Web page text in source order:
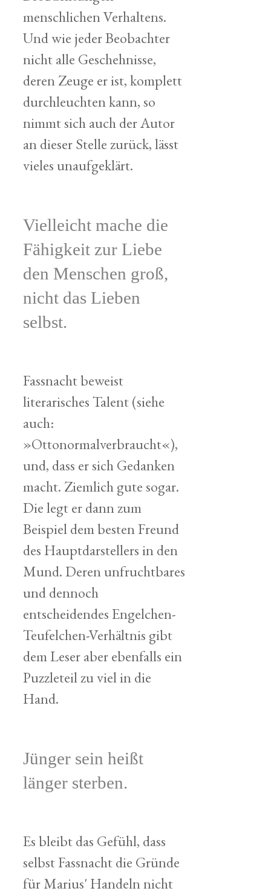
menschlichen Verhaltens.
Und wie jeder Beobachter
nicht alle Geschehnisse,
deren Zeuge er ist, komplett
durchleuchten kann, so
nimmt sich auch der Autor
an dieser Stelle zurück, lässt
vieles unaufgeklärt.
Vielleicht mache die
Fähigkeit zur Liebe
den Menschen groß,
nicht das Lieben
selbst.
Fassnacht beweist
literarisches Talent (siehe
auch:
»Ottonormalverbraucht«),
und, dass er sich Gedanken
macht. Ziemlich gute sogar.
Die legt er dann zum
Beispiel dem besten Freund
des Hauptdarstellers in den
Mund. Deren unfruchtbares
und dennoch
entscheidendes Engelchen-
Teufelchen-Verhältnis gibt
dem Leser aber ebenfalls ein
Puzzleteil zu viel in die
Hand.
Jünger sein heißt
länger sterben.
Es bleibt das Gefühl, dass
selbst Fassnacht die Gründe
für Marius' Handeln nicht